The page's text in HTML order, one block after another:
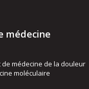
médecine
médecine de la douleur
moléculaire